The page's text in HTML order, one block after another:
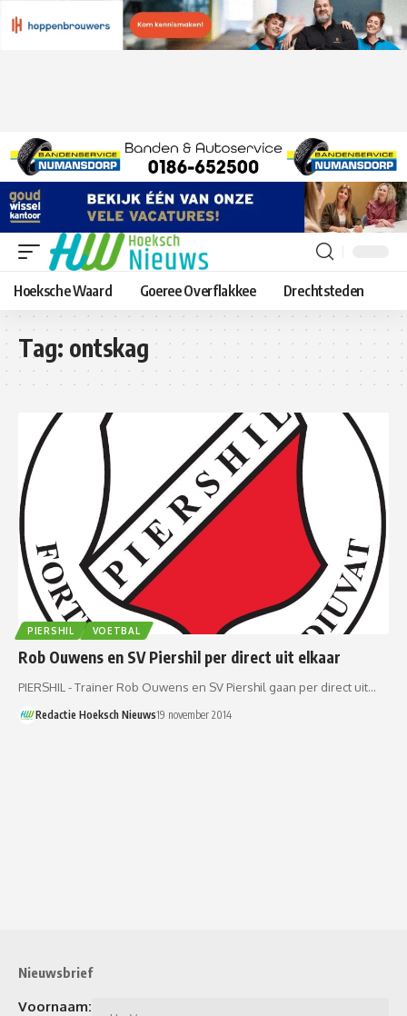
Hoeksche Waard Goeree Overflakkee Drechtsteden
Tag: ontskag
PIERSHIL VOETBAL
Rob Ouwens en SV Piershil per direct uit elkaar
PIERSHIL - Trainer Rob Ouwens en SV Piershil gaan per direct uit…
Redactie Hoeksch Nieuws19 november 2014
Nieuwsbrief
Voornaam: